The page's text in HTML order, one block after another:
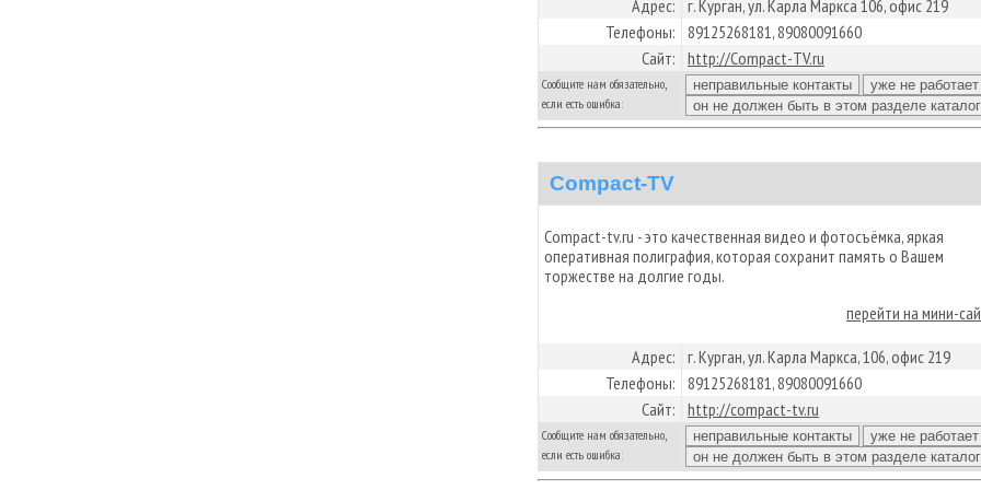
Адрес: г. Курган, ул. Карла Маркса 106, офис 219
Телефоны: 89125268181, 89080091660
Сайт: http://Compact-TV.ru
Сообщите нам обязательно,
если есть ошибка:
Compact-TV
Compact-tv.ru - это качественная видео и фотосъёмка, яркая
оперативная полиграфия, которая сохранит память о Вашем
торжестве на долгие годы.
перейти на мини-
Адрес: г. Курган, ул. Карла Маркса, 106, офис 219
Телефоны: 89125268181, 89080091660
Сайт: http://compact-tv.ru
Сообщите нам обязательно,
если есть ошибка: